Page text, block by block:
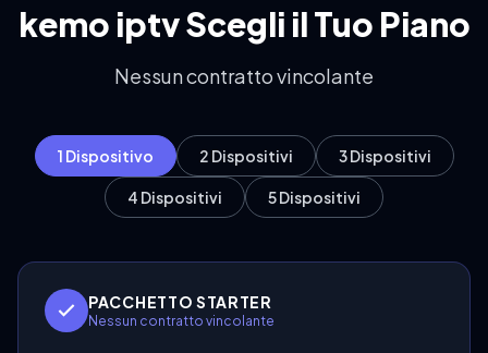
kemo iptv Scegli il Tuo Piano
Nessun contratto vincolante
1 Dispositivo 2 Dispositivi 3 Dispositivi
4 Dispositivi 5 Dispositivi
PACCHETTO STARTER
Nessun contratto vincolante